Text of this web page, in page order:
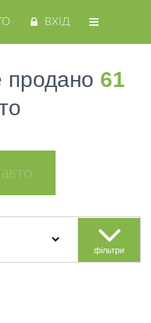
ВХІД
продано 61
фільтри